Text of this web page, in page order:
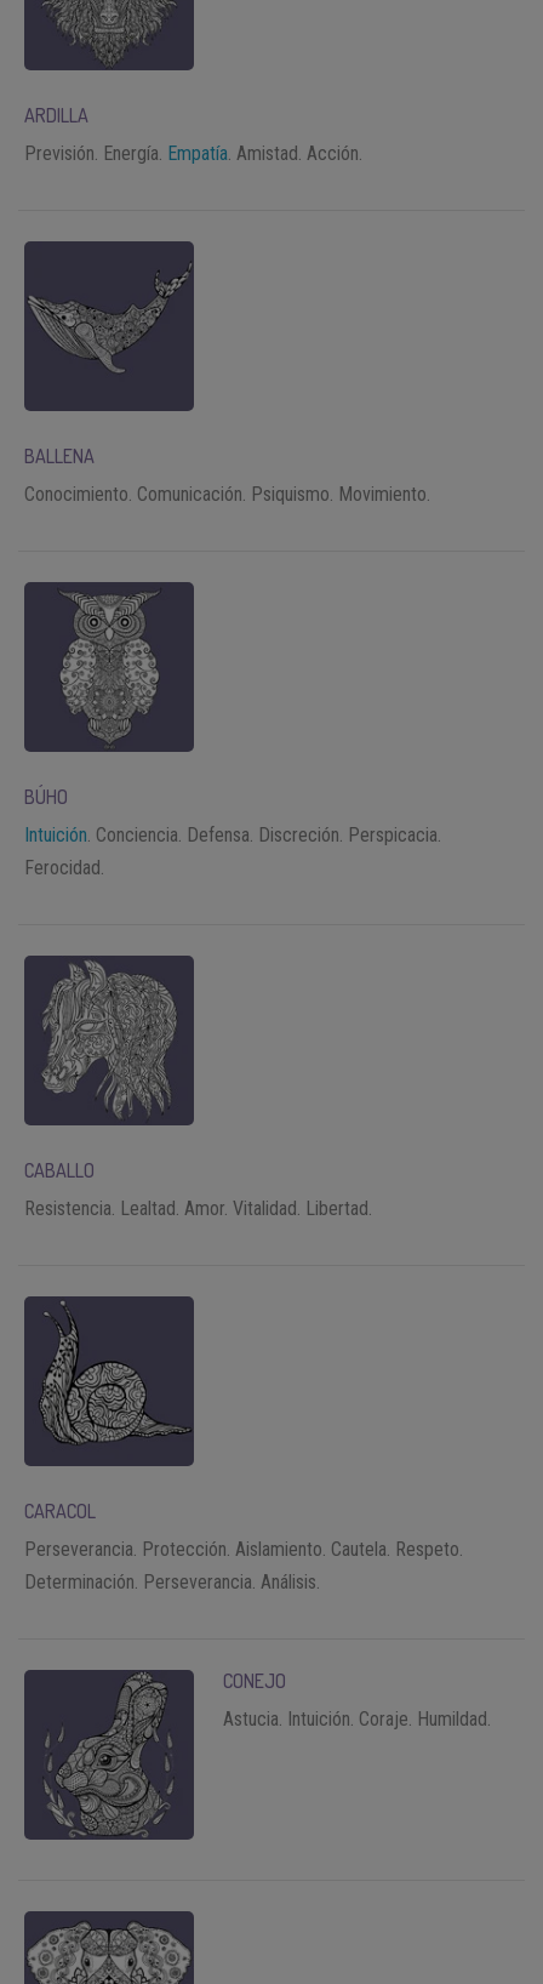
ARDILLA
Previsión. Energía. Empatía . Amistad. Acción.
BALLENA
Conocimiento. Comunicación. Psiquismo. Movimiento.
BÚHO
Intuición . Conciencia. Defensa. Discreción. Perspicacia.
Ferocidad.
CABALLO
Resistencia. Lealtad. Amor. Vitalidad. Libertad.
CARACOL
Perseverancia. Protección. Aislamiento. Cautela. Respeto.
Determinación. Perseverancia. Análisis.
CONEJO
Astucia. Intuición. Coraje. Humildad.